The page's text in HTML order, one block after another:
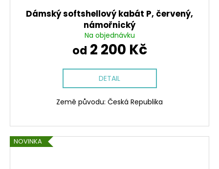
Dámský softshellový kabát P, červený,
námořnický
Na objednávku
od 2 200 Kč
DETAIL
Země původu: Česká Republika
NOVINKA